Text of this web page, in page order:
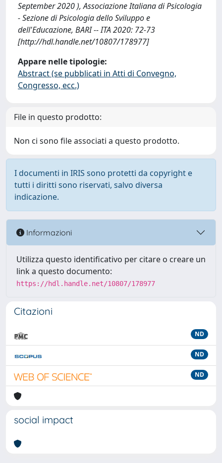
September 2020 ), Associazione Italiana di Psicologia
- Sezione di Psicologia dello Sviluppo e
dell'Educazione, BARI -- ITA 2020: 72-73
[http://hdl.handle.net/10807/178977]
Appare nelle tipologie:
Abstract (se pubblicati in Atti di Convegno,
Congresso, ecc.)
File in questo prodotto:
Non ci sono file associati a questo prodotto.
I documenti in IRIS sono protetti da copyright e
tutti i diritti sono riservati, salvo diversa
indicazione.
Informazioni
Utilizza questo identificativo per citare o creare un
link a questo documento:
https://hdl.handle.net/10807/178977
Citazioni
ND
ND
ND
social impact